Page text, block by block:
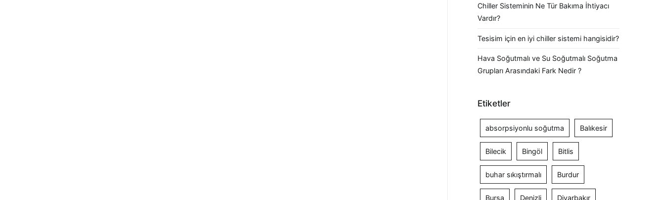
Chiller Sisteminin Ne Tür Bakıma İhtiyacı
Vardır?
Tesisim için en iyi chiller sistemi hangisidir?
Hava Soğutmalı ve Su Soğutmalı Soğutma
Grupları Arasındaki Fark Nedir ?
Etiketler
absorpsiyonlu soğutma Balıkesir
Bilecik Bingöl Bitlis
buhar sıkıştırmalı Burdur
Bursa Denizli Diyarbakır